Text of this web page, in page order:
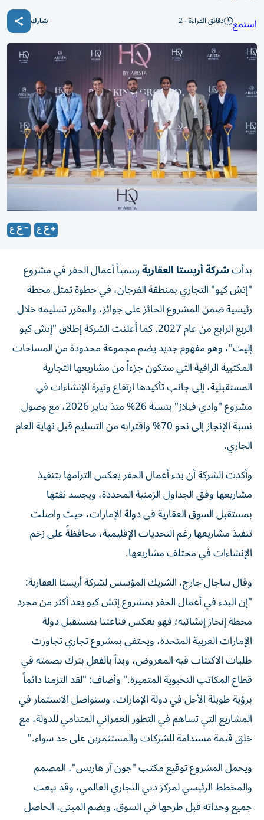
استمع دقائق القراءة - 2 شارك
بدأتشركة أريستا العقاريةرسمياً أعمال الحفر في مشروع
"إتش كيو" التجاري بمنطقة الفرجان، في خطوة تمثل محطة
رئيسية ضمن المشروع الحائز على جوائز، والمقرر تسليمه خلال
الربع الرابع من عام 2027. كما أعلنت الشركة إطلاق "إتش كيو
إليت"، وهو مفهوم جديد يضم مجموعة محدودة من المساحات
المكتبية الراقية التي ستكون جزءاً من مشاريعها التجارية
المستقبلية، إلى جانب تأكيدها ارتفاع وتيرة الإنشاءات في
مشروع "وادي فيلاز" بنسبة 26% منذ يناير 2026، مع وصول
نسبة الإنجاز إلى نحو 70% واقترابه من التسليم قبل نهاية العام
الجاري.
وأكدت الشركة أن بدء أعمال الحفر يعكس التزامها بتنفيذ
مشاريعها وفق الجداول الزمنية المحددة، ويجسد ثقتها
بمستقبل السوق العقارية في دولة الإمارات، حيث واصلت
تنفيذ مشاريعها رغم التحديات الإقليمية، محافظةً على زخم
الإنشاءات في مختلف مشاريعها.
وقال ساجال جارج، الشريك المؤسس لشركة أريستا العقارية:
"إن البدء في أعمال الحفر بمشروع إتش كيو يعد أكثر من مجرد
محطة إنجاز إنشائية؛ فهو يعكس قناعتنا بمستقبل دولة
الإمارات العربية المتحدة، ويحتفي بمشروع تجاري تجاوزت
طلبات الاكتتاب فيه المعروض، وبدأ بالفعل بترك بصمته في
قطاع المكاتب النخبوية المتميزة." وأضاف: "لقد التزمنا دائماً
برؤية طويلة الأجل في دولة الإمارات، وسنواصل الاستثمار في
المشاريع التي تساهم في التطور العمراني المتنامي للدولة، مع
خلق قيمة مستدامة للشركات والمستثمرين على حد سواء."
ويحمل المشروع توقيع مكتب "جون آر هاريس"، المصمم
والمخطط الرئيسي لمركز دبي التجاري العالمي، وقد بيعت
جميع وحداته قبل طرحها في السوق. ويضم المبنى، الحاصل